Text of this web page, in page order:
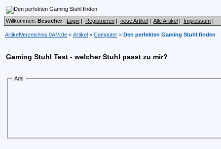
Willkommen: Besucher Login | Registrieren | neue Artikel | Alle Artikel | Impressum |
ArtikelVerzeichnis 0AM.de » Artikel » Computer » Den perfekten Gaming Stuhl finden
Gaming Stuhl Test - welcher Stuhl passt zu mir?
Ads